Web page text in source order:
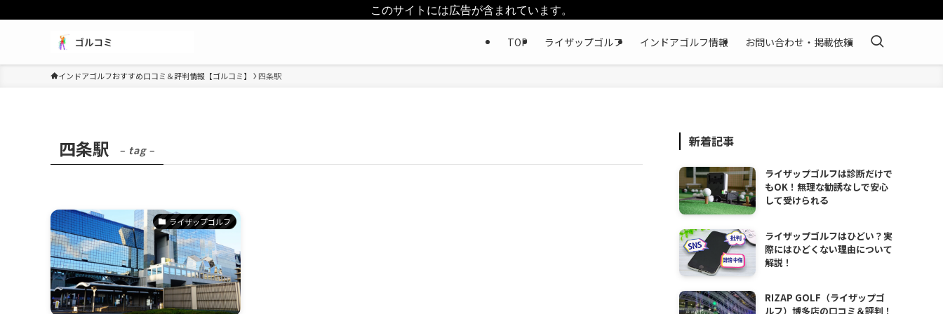
このサイトには広告が含まれています。
TOP ライザップゴルフ インドアゴルフ情報 お問い合わせ・掲載依頼
インドアゴルフおすすめ口コミ＆評判情報【ゴルコミ】 四条駅
四条駅 – tag –
ライザップゴルフ
新着記事
ライザップゴルフは診断だけで
もOK！無理な勧誘なしで安心
して受けられる
ライザップゴルフはひどい？実
際にはひどくない理由について
解説！
RIZAP GOLF（ライザップゴ
ルフ）博多店の口コミ＆評判！